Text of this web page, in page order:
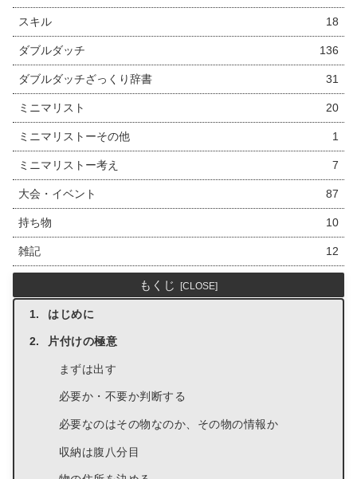
スキル 18
ダブルダッチ 136
ダブルダッチざっくり辞書 31
ミニマリスト 20
ミニマリストーその他 1
ミニマリストー考え 7
大会・イベント 87
持ち物 10
雑記 12
もくじ
はじめに
片付けの極意
まずは出す
必要か・不要か判断する
必要なのはその物なのか、その物の情報か
収納は腹八分目